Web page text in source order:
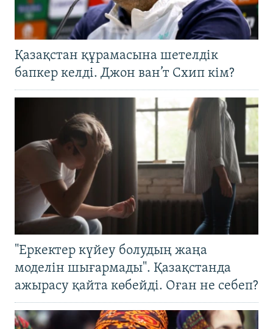
Қазақстан құрамасына шетелдік
бапкер келді. Джон ван’т Схип кім?
"Еркектер күйеу болудың жаңа
моделін шығармады". Қазақстанда
ажырасу қайта көбейді. Оған не себеп?